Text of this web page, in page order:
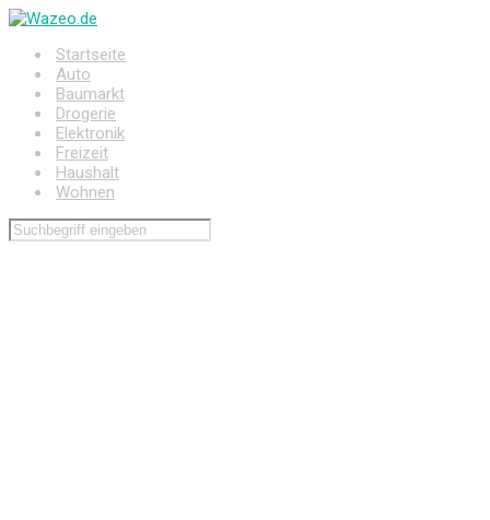
Zum
springenStartseite
Auto
Baumarkt
Drogerie
Elektronik
Freizeit
Haushalt
Wohnen